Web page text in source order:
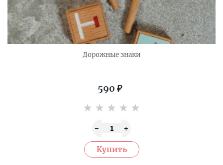
Дорожные знаки
590 ₽